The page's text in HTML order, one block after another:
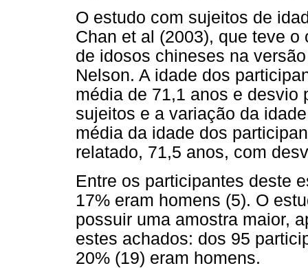
O estudo com sujeitos de
Chan et al (2003), que teve
de idosos chineses na
Nelson. A idade dos
média de 71,1 anos e desvio
sujeitos e a variação da
média da idade dos
relatado, 71,5 anos, com
Entre os participantes deste
17% eram homens (5). O
possuir uma amostra maior,
estes achados: dos 95
20% (19) eram homens.